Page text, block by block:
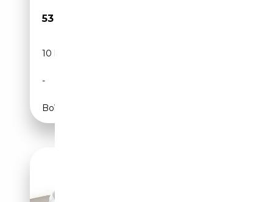
53 985€
10 km
-
Boîte automatique